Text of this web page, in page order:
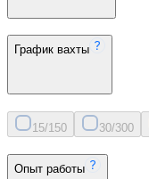
График вахты
15/150 30/300
Опыт работы